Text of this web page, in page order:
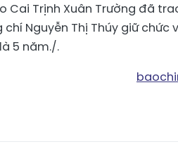
Cai Trịnh Xuân Trường đã
Nguyễn Thị Thúy giữ chức
5 năm./.